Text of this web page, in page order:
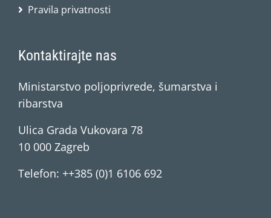
Pravila privatnosti
Kontaktirajte nas
Ministarstvo poljoprivrede, šumarstva i
ribarstva
Ulica Grada Vukovara 78
10 000 Zagreb
Telefon: ++385 (0)1 6106 692